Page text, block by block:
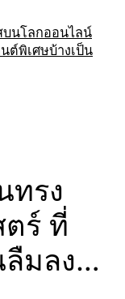
บนโลกออนไลน์
ต์พิเศษบ้างเป็น
ทรง
ร์ ที่
ลืมลง…